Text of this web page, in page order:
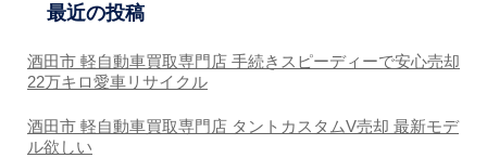
最近の投稿
酒田市 軽自動車買取専門店 手続きスピーディーで安心売却
22万キロ愛車リサイクル
酒田市 軽自動車買取専門店 タントカスタムV売却 最新モデ
ル欲しい